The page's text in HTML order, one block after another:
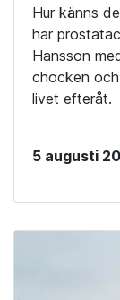
Hur känns
har
Hansson
chocken
livet efteråt.
5 augusti